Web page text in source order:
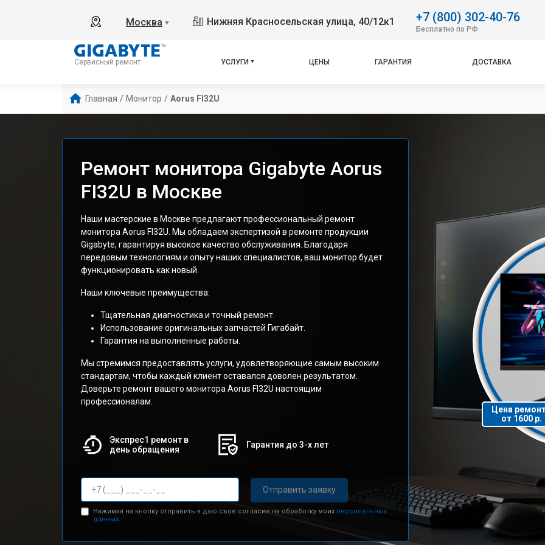
Москва ▼ Нижняя Красносельская улица, 40/12к1 +7 (800) 302-40-76
Бесплатно по РФ
Сервисный ремонт УСЛУГИ ЦЕНЫ ГАРАНТИЯ ДОСТАВКА
Главная / Монитор / Aorus FI32U
Ремонт монитора Gigabyte Aorus
FI32U в Москве
Наши мастерские в Москве предлагают профессиональный ремонт
монитора Aorus FI32U. Мы обладаем экспертизой в ремонте продукции
Gigabyte, гарантируя высокое качество обслуживания. Благодаря
передовым технологиям и опыту наших специалистов, ваш монитор будет
функционировать как новый.
Наши ключевые преимущества:
Тщательная диагностика и точный ремонт.
Использование оригинальных запчастей Гигабайт.
Гарантия на выполненные работы.
Мы стремимся предоставлять услуги, удовлетворяющие самым высоким
стандартам, чтобы каждый клиент оставался доволен результатом.
Доверьте ремонт вашего монитора Aorus FI32U настоящим
профессионалам.
Экспрес1 ремонт в
день обращения
Гарантия до 3-х лет
Отправить заявку
Нажимая на кнопку отправить я даю свое согласие на обработку моих персональных
данных.
Цена
от 1600 р.